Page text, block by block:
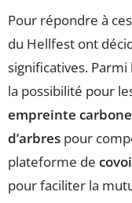
Pour répondre à
du Hellfest ont
significatives.
la possibilité pour
empreinte carbone
d’arbres pour
plateforme de
pour faciliter la